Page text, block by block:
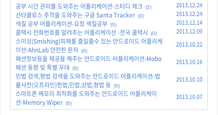
공부 시간 관리를 도와주는 어플리케이션-스터디 체크 (2) 2013.12.24
산타클로스 추적을 도와주는 구글 Santa Tracker (0) 2013.12.24
색칠 공부 어플리케이션-요정 색칠공부 (0) 2013.12.14
콜택시 전화번호를 알려주는 어플리케이션 -전국 콜택시 (0) 2013.12.09
스미싱(Smishing)피해를 줄일줄수 있는 안드로이드 어플리케
이션-AhnLab 안전한 문자 (0)
2013.10.22
패션정보등을 제공을 해주는 안드로이드 어플리케이션-Mobo
패션 동향 및 특별 우대
(0)
2013.10.16
민법 검색,형법 검색을 도와주는 안드로이드 어플리케이션-법
률사전(오프라인)헌법,민법,상법,형법 등 (0)
2013.10.10
스마트폰 메모리 최적화를 도와주는 안드로이드 어플리케이
션-Memory Wiper (0)
2013.10.07